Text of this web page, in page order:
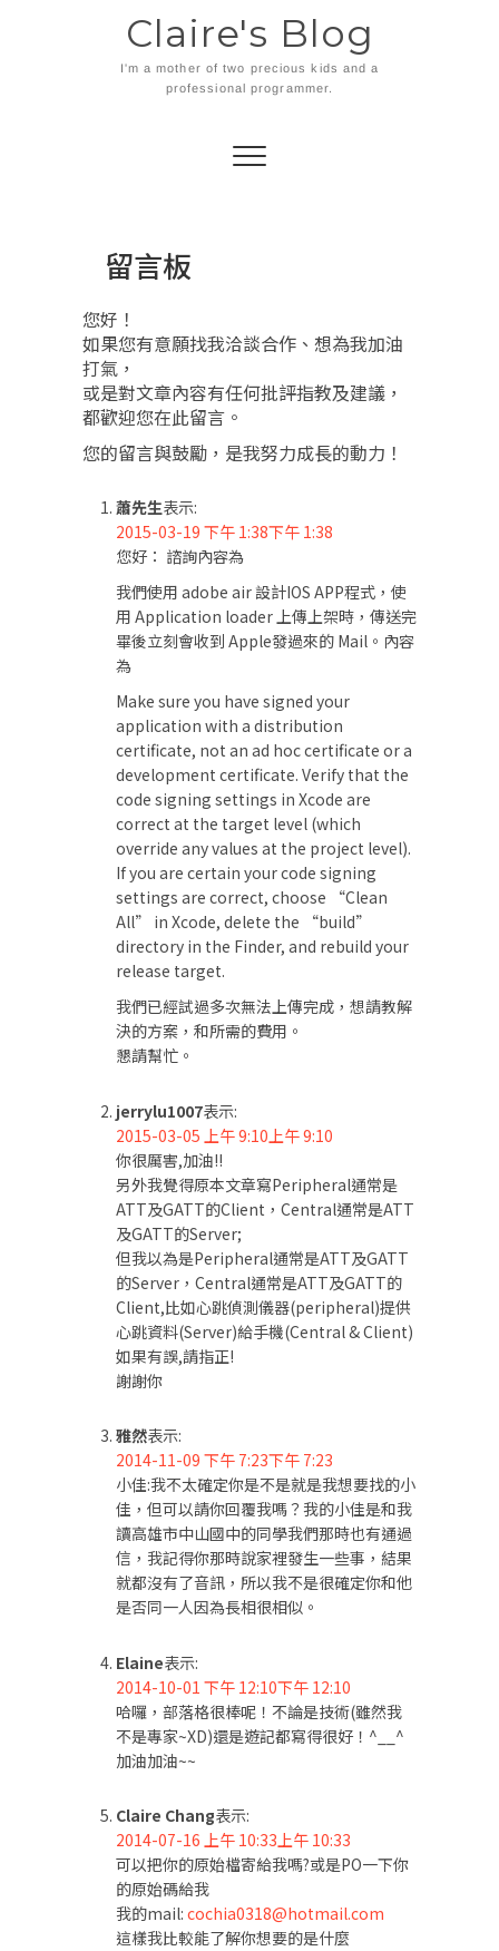
Claire's Blog
I'm a mother of two precious kids and a
professional programmer.
留言板
您好！
如果您有意願找我洽談合作、想為我加油
打氣，
或是對文章內容有任何批評指教及建議，
都歡迎您在此留言。
您的留言與鼓勵，是我努力成長的動力！
蕭先生表示:
2015-03-19 下午 1:38下午 1:38
您好： 諮詢內容為
我們使用 adobe air 設計IOS APP程式，使
用 Application loader 上傳上架時，傳送完
畢後立刻會收到 Apple發過來的 Mail。內容
為
Make sure you have signed your
application with a distribution
certificate, not an ad hoc certificate or a
development certificate. Verify that the
code signing settings in Xcode are
correct at the target level (which
override any values at the project level).
If you are certain your code signing
settings are correct, choose “Clean
All” in Xcode, delete the “build”
directory in the Finder, and rebuild your
release target.
我們已經試過多次無法上傳完成，想請教解
決的方案，和所需的費用。
懇請幫忙。
jerrylu1007表示:
2015-03-05 上午 9:10上午 9:10
你很厲害,加油!!
另外我覺得原本文章寫Peripheral通常是
ATT及GATT的Client，Central通常是ATT
及GATT的Server;
但我以為是Peripheral通常是ATT及GATT
的Server，Central通常是ATT及GATT的
Client,比如心跳偵測儀器(peripheral)提供
心跳資料(Server)給手機(Central & Client)
如果有誤,請指正!
謝謝你
雅然表示:
2014-11-09 下午 7:23下午 7:23
小佳:我不太確定你是不是就是我想要找的小
佳，但可以請你回覆我嗎？我的小佳是和我
讀高雄市中山國中的同學我們那時也有通過
信，我記得你那時說家裡發生一些事，結果
就都沒有了音訊，所以我不是很確定你和他
是否同一人因為長相很相似。
Elaine表示:
2014-10-01 下午 12:10下午 12:10
哈囉，部落格很棒呢！不論是技術(雖然我
不是專家~XD)還是遊記都寫得很好！^__^
加油加油~~
Claire Chang表示:
2014-07-16 上午 10:33上午 10:33
可以把你的原始檔寄給我嗎?或是PO一下你
的原始碼給我
我的mail: cochia0318@hotmail.com
這樣我比較能了解你想要的是什麼